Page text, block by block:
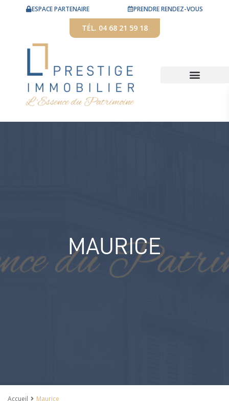
ESPACE PARTENAIRE PRENDRE RENDEZ-VOUS
TÉL. 04 68 21 59 18
MAURICE
Accueil Maurice